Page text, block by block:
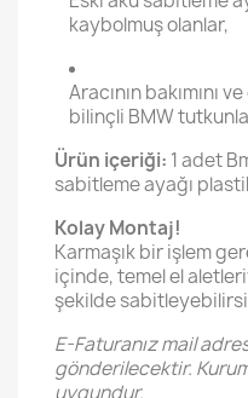
kaybolmuş olanlar,
Aracının bakımını
bilinçli BMW
Ürün içeriği: 1 adet
sabitleme ayağı
Kolay Montaj!
Karmaşık bir işlem
içinde, temel el
şekilde
E-Faturanız mail
gönderilecektir.
uygundur.